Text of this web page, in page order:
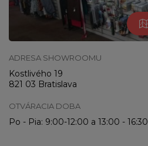
ADRESA SHOWROOMU
Kostlivého 19
821 03 Bratislava
OTVÁRACIA DOBA
Po - Pia: 9:00-12:00 a 13:00 - 16:30